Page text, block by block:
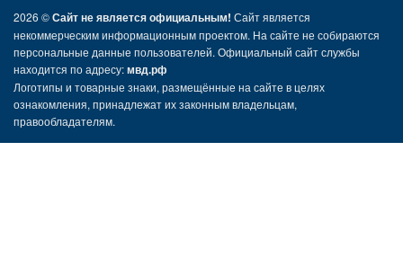
2026 ©Сайт не является официальным! Сайт является
некоммерческим информационным проектом. На сайте не собираются
персональные данные пользователей. Официальный сайт службы
находится по адресу:мвд.рф
Логотипы и товарные знаки, размещённые на сайте в целях
ознакомления, принадлежат их законным владельцам,
правообладателям.